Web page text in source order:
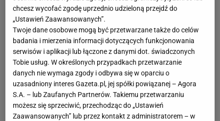
chcesz wycofać zgodę uprzednio udzieloną przejdź do
„Ustawień Zaawansowanych”.
Twoje dane osobowe mogą być przetwarzane także do celów
badania i mierzenia informacji dotyczących funkcjonowania
serwisów i aplikacji lub łączone z danymi dot. świadczonych
Tobie usług. W określonych przypadkach przetwarzanie
danych nie wymaga zgody i odbywa się w oparciu o
uzasadniony interes Gazeta.pl, jej spółki powiązanej – Agora
S.A. – lub Zaufanych Partnerów. Takiemu przetwarzaniu
możesz się sprzeciwić, przechodząc do „Ustawień
Zaawansowanych” lub przez kontakt z administratorem – w